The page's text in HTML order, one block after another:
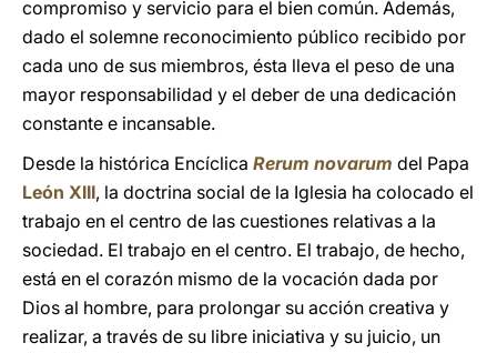
compromiso y servicio para el bien común. Además,
dado el solemne reconocimiento público recibido por
cada uno de sus miembros, ésta lleva el peso de una
mayor responsabilidad y el deber de una dedicación
constante e incansable.
Desde la histórica Encíclica Rerum novarum del Papa
León XIII, la doctrina social de la Iglesia ha colocado el
trabajo en el centro de las cuestiones relativas a la
sociedad. El trabajo en el centro. El trabajo, de hecho,
está en el corazón mismo de la vocación dada por
Dios al hombre, para prolongar su acción creativa y
realizar, a través de su libre iniciativa y su juicio, un